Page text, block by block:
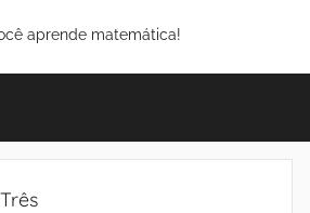
aprende matemática!